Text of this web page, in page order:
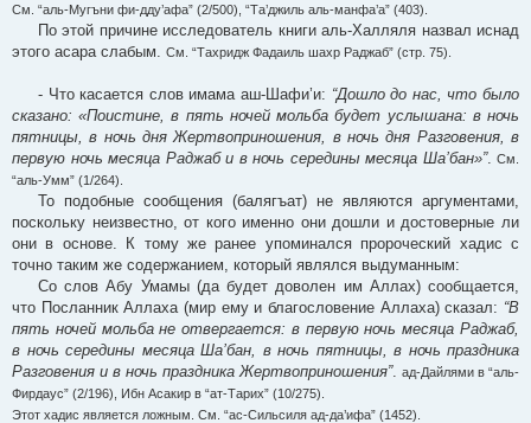
См. “аль-Мугъни фи-дду’афа” (2/500), “Та’джиль аль-манфа’а” (403).
По этой причине исследователь книги аль-Халляля назвал иснад
этого асара слабым.
См. “Тахридж Фадаиль шахр Раджаб” (стр. 75).
- Что касается слов имама аш-Шафи’и: “Дошло до нас, что было
сказано: «Поистине, в пять ночей мольба будет услышана: в ночь
пятницы, в ночь дня Жертвоприношения, в ночь дня Разговения, в
первую ночь месяца Раджаб и в ночь середины месяца Ша’бан»”. См.
“аль-Умм” (1/264).
То подобные сообщения (балягъат) не являются аргументами,
поскольку неизвестно, от кого именно они дошли и достоверные ли
они в основе. К тому же ранее упоминался пророческий хадис с
точно таким же содержанием, который являлся выдуманным:
Со слов Абу Умамы (да будет доволен им Аллах) сообщается,
что Посланник Аллаха (мир ему и благословение Аллаха) сказал: “В
пять ночей мольба не отвергается: в первую ночь месяца Раджаб,
в ночь середины месяца Ша’бан, в ночь пятницы, в ночь праздника
Разговения и в ночь праздника Жертвоприношения”. ад-Дайлями в “аль-
Фирдаус” (2/196), Ибн Асакир в “ат-Тарих” (10/275).
Этот хадис является ложным. См. “ас-Сильсиля ад-да’ифа” (1452).